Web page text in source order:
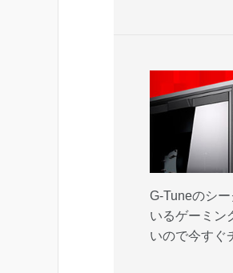
G-Tuneのシ
いるゲーミン
いので今すぐ